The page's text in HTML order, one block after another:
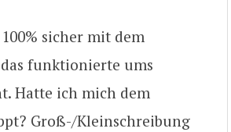
sicher mit dem
funktionierte ums
Hatte ich mich dem
Groß-/Kleinschreibung